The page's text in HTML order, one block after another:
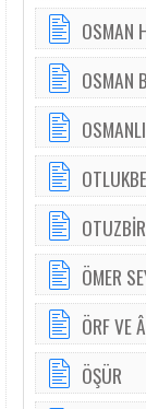
OSMAN
OSMAN
ÖMER
ÖRF VE
ÖŞÜR